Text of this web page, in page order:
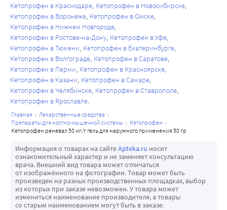
Кетопрофен в Краснодаре Кетопрофен в Новосибирске
Кетопрофен в Воронеже Кетопрофен в Омске
Кетопрофен в Нижнем Новгороде
Кетопрофен в Ростове-на-Дону Кетопрофен в Уфе
Кетопрофен в Тюмени Кетопрофен в Екатеринбурге
Кетопрофен в Волгограде Кетопрофен в Саратове
Кетопрофен в Перми Кетопрофен в Красноярске
Кетопрофен в Казани Кетопрофен в Самаре
Кетопрофен в Челябинске Кетопрофен в Ставрополе
Кетопрофен в Ярославле
главная
лекарственные средства
препараты для костно-мышечной системы
кетопрофен
кетопрофен реневал 50 мг/г гель для наружного применения 50 гр
Информация о товарах на сайтеApteka.ru носит
ознакомительный характер и не заменяет консультацию
врача. Внешний вид товара может отличаться
от изображённого на фотографии. Товар может быть
произведен на разных производственных площадках, выбор
из которых при заказе невозможен. У товара может
измениться наименование производителя, а товары
со старым наименованием могут быть в заказе.